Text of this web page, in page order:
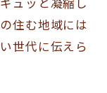
住む地域には
世代に伝えら